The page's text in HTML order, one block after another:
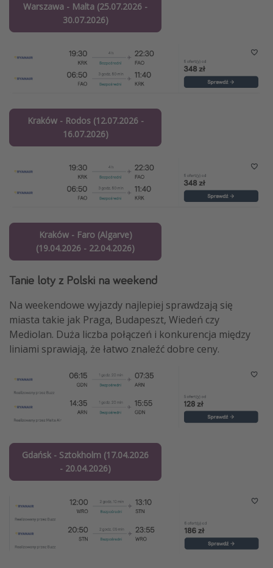
Warszawa - Malta (25.07.2026 -
30.07.2026)
Kraków - Rodos (12.07.2026 -
16.07.2026)
Kraków - Faro (Algarve)
(19.04.2026 - 22.04.2026)
Tanie loty z Polski na weekend
Na weekendowe wyjazdy najlepiej sprawdzają się
miasta takie jak Praga, Budapeszt, Wiedeń czy
Mediolan. Duża liczba połączeń i konkurencja między
liniami sprawiają, że łatwo znaleźć dobre ceny.
Gdańsk - Sztokholm (17.04.2026
- 20.04.2026)